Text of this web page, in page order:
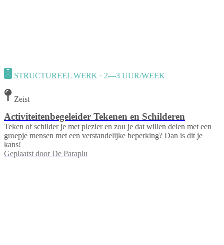
STRUCTUREEL WERK · 2—3 UUR/WEEK
Zeist
Activiteitenbegeleider Tekenen en Schilderen
Teken of schilder je met plezier en zou je dat willen delen met een
groepje mensen met een verstandelijke beperking? Dan is dit je
kans!
Geplaatst door De Paraplu